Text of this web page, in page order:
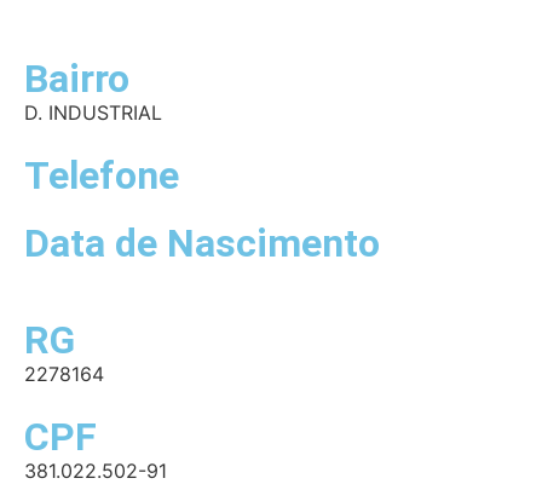
Bairro
D. INDUSTRIAL
Telefone
Data de Nascimento
RG
2278164
CPF
381.022.502-91